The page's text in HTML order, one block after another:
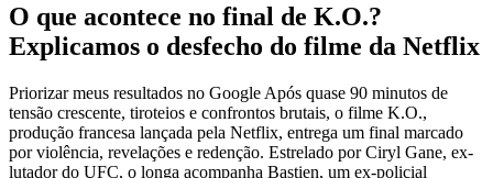
O que acontece no final de K.O.?
Explicamos o desfecho do filme da Netflix
Priorizar meus resultados no Google Após quase 90 minutos de
tensão crescente, tiroteios e confrontos brutais, o filme K.O.,
produção francesa lançada pela Netflix, entrega um final marcado
por violência, revelações e redenção. Estrelado por Ciryl Gane, ex-
lutador do UFC, o longa acompanha Bastien, um ex-policial